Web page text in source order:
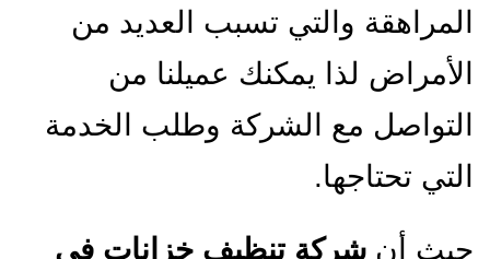
المراهقة والتي تسبب العديد من
الأمراض لذا يمكنك عميلنا من
التواصل مع الشركة وطلب الخدمة
التي تحتاجها.
حيث أن شركة تنظيف خزانات في